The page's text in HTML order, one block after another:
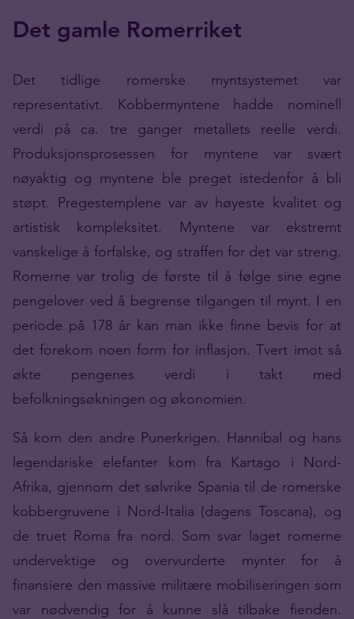
Det gamle Romerriket
Det tidlige romerske myntsystemet var
representativt. Kobbermyntene hadde nominell
verdi på ca. tre ganger metallets reelle verdi.
Produksjonsprosessen for myntene var svært
nøyaktig og myntene ble preget istedenfor å bli
støpt. Pregestemplene var av høyeste kvalitet og
artistisk kompleksitet. Myntene var ekstremt
vanskelige å forfalske, og straffen for det var streng.
Romerne var trolig de første til å følge sine egne
pengelover ved å begrense tilgangen til mynt. I en
periode på 178 år kan man ikke finne bevis for at
det forekom noen form for inflasjon. Tvert imot så
økte pengenes verdi i takt med
befolkningsøkningen og økonomien.
Så kom den andre Punerkrigen. Hannibal og hans
legendariske elefanter kom fra Kartago i Nord-
Afrika, gjennom det sølvrike Spania til de romerske
kobbergruvene i Nord-Italia (dagens Toscana), og
de truet Roma fra nord. Som svar laget romerne
undervektige og overvurderte mynter for å
finansiere den massive militære mobiliseringen som
var nødvendig for å kunne slå tilbake fienden.